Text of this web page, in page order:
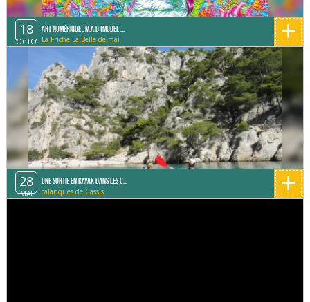
18
OCTO
Art Numérique : M.A.D (Model ...
La Friche La Belle de mai +
28
MAI
Une sortie en Kayak dans les C...
calanques de Cassis +